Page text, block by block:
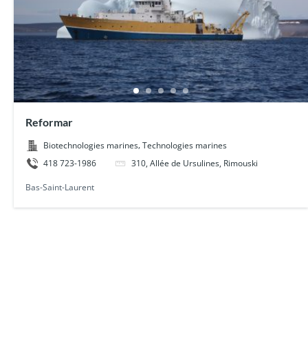
Reformar
Biotechnologies marines,Technologies marines
418 723-1986
310, Allée de Ursulines, Rimouski
Bas-Saint-Laurent